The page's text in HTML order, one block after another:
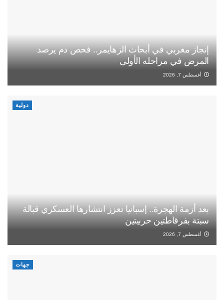
إنجاز مغربي في أبحاث الزهايمر.. فحص دم يرصد
المرض في مراحله الأولى
أغسطس 7, 2026
دولية
بعد أزمة الهجرة.. إسبانيا تعزز انتشارها العسكري قبالة
سبتة بفرقاطتين حربيتين
أغسطس 7, 2026
جهات